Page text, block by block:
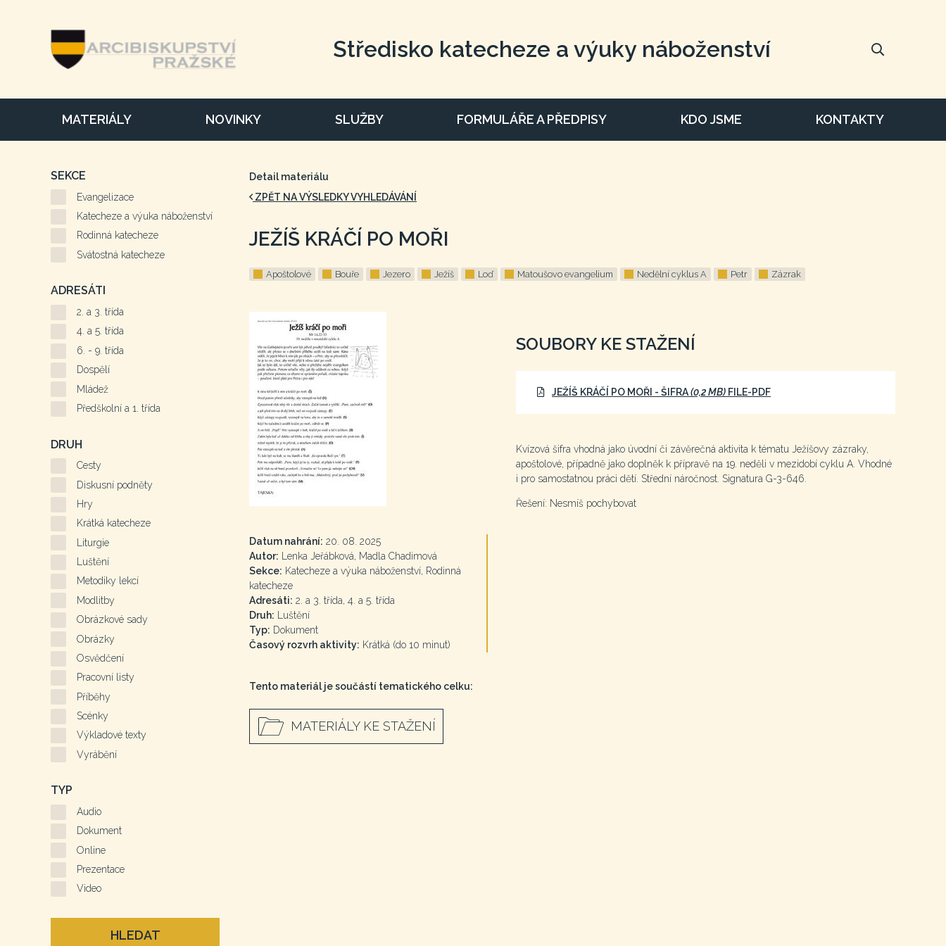
Středisko katecheze a výuky náboženství
MATERIÁLY NOVINKY SLUŽBY FORMULÁŘE A PŘEDPISY KDO JSME KONTAKTY
Detail materiálu
ZPĚT NA VÝSLEDKY VYHLEDÁVÁNÍ
JEŽÍŠ KRÁČÍ PO MOŘI
Apoštolové Bouře Jezero Ježíš Loď Matoušovo evangelium Nedělní cyklus A Petr Zázrak
Datum nahrání: 20. 08. 2025
Autor: Lenka Jeřábková, Madla Chadimová
Sekce: Katecheze a výuka náboženství, Rodinná
katecheze
Adresáti: 2. a 3. třída, 4. a 5. třída
Druh: Luštění
Typ: Dokument
Časový rozvrh aktivity: Krátká (do 10 minut)
Tento materiál je součástí tematického celku:
MATERIÁLY KE STAŽENÍ
SOUBORY KE STAŽENÍ
JEŽÍŠ KRÁČÍ PO MOŘI - ŠIFRA(0,2 MB) FILE-PDF
Kvízová šifra vhodná jako úvodní či závěrečná aktivita k tématu Ježíšovy zázraky,
apoštolové, případně jako doplněk k přípravě na 19. neděli v mezidobí cyklu A. Vhodné
i pro samostatnou práci dětí. Střední náročnost. Signatura G-3-646.
Řešení: Nesmíš pochybovat
SEKCE
Evangelizace
Katecheze a výuka náboženství
Rodinná katecheze
Svátostná katecheze
ADRESÁTI
2. a 3. třída
4. a 5. třída
6. - 9. třída
Dospělí
Mládež
Předškolní a 1. třída
DRUH
Cesty
Diskusní podněty
Hry
Krátká katecheze
Liturgie
Luštění
Metodiky lekcí
Modlitby
Obrázkové sady
Obrázky
Osvědčení
Pracovní listy
Příběhy
Scénky
Výkladové texty
Vyrábění
TYP
Audio
Dokument
Online
Prezentace
Video
HLEDAT